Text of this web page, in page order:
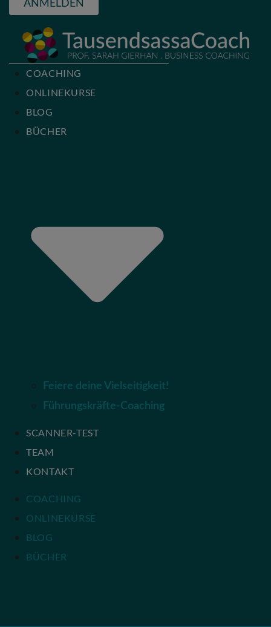
ANMELDEN
COACHING
ONLINEKURSE
BLOG
BÜCHER
Feiere deine Vielseitigkeit!
Führungskräfte-Coaching
SCANNER-TEST
TEAM
KONTAKT
COACHING
ONLINEKURSE
BLOG
BÜCHER